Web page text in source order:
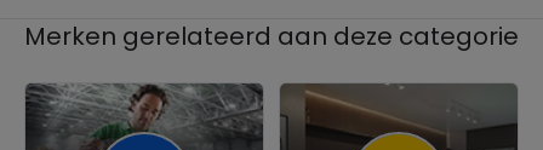
Merken gerelateerd aan deze categorie